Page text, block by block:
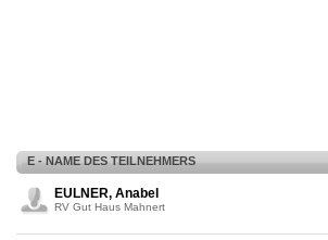
E - NAME DES TEILNEHMERS
EULNER, Anabel
RV Gut Haus Mahnert